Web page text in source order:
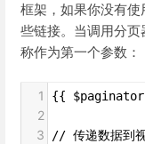
框架，如果你没有
些链接。当调用分页
称作为第一个参数：
1 {{
2
3
// 传递数据到